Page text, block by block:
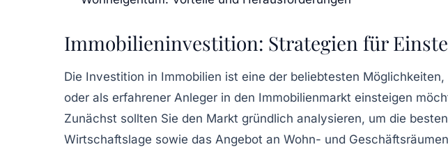
Immobilieninvestition: Strategien für
Die Investition in Immobilien ist eine der beliebtesten
oder als erfahrener Anleger in den Immobilienmarkt einsteigen
Zunächst sollten Sie den Markt gründlich analysieren, um die besten
Wirtschaftslage sowie das Angebot an Wohn- und